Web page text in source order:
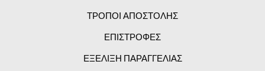
ΤΡΟΠΟΙ ΑΠΟΣΤΟΛΗΣ
ΕΠΙΣΤΡΟΦΕΣ
ΕΞΕΛΙΞΗ ΠΑΡΑΓΓΕΛΙΑΣ